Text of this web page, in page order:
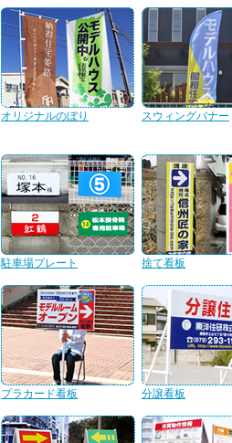
オリジナルのぼり スウィングバナー
駐車場プレート 捨て看板
プラカード看板 分譲看板